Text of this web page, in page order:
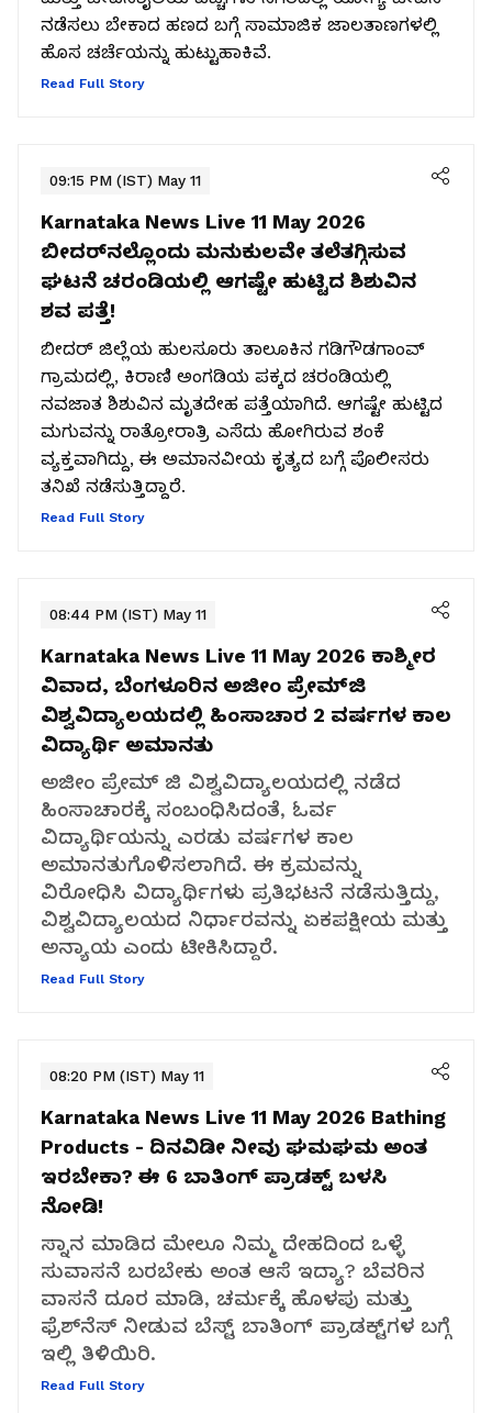
ನಡೆಸಲು ಬೇಕಾದ ಹಣದ ಬಗ್ಗೆ ಸಾಮಾಜಿಕ ಜಾಲತಾಣಗಳಲ್ಲಿ
ಹೊಸ ಚರ್ಚೆಯನ್ನು ಹುಟ್ಟುಹಾಕಿವೆ.
Read Full Story
09:15 PM (IST) May 11
Karnataka News Live 11 May 2026
ಬೀದರ್‌ನಲ್ಲೊಂದು ಮನುಕುಲವೇ ತಲೆತಗ್ಗಿಸುವ
ಘಟನೆ ಚರಂಡಿಯಲ್ಲಿ ಆಗಷ್ಟೇ ಹುಟ್ಟಿದ ಶಿಶುವಿನ
ಶವ ಪತ್ತೆ!
ಬೀದರ್ ಜಿಲ್ಲೆಯ ಹುಲಸೂರು ತಾಲೂಕಿನ ಗಡಿಗೌಡಗಾಂವ್
ಗ್ರಾಮದಲ್ಲಿ, ಕಿರಾಣಿ ಅಂಗಡಿಯ ಪಕ್ಕದ ಚರಂಡಿಯಲ್ಲಿ
ನವಜಾತ ಶಿಶುವಿನ ಮೃತದೇಹ ಪತ್ತೆಯಾಗಿದೆ. ಆಗಷ್ಟೇ ಹುಟ್ಟಿದ
ಮಗುವನ್ನು ರಾತ್ರೋರಾತ್ರಿ ಎಸೆದು ಹೋಗಿರುವ ಶಂಕೆ
ವ್ಯಕ್ತವಾಗಿದ್ದು, ಈ ಅಮಾನವೀಯ ಕೃತ್ಯದ ಬಗ್ಗೆ ಪೊಲೀಸರು
ತನಿಖೆ ನಡೆಸುತ್ತಿದ್ದಾರೆ.
Read Full Story
08:44 PM (IST) May 11
Karnataka News Live 11 May 2026 ಕಾಶ್ಮೀರ
ವಿವಾದ, ಬೆಂಗಳೂರಿನ ಅಜೀಂ ಪ್ರೇಮ್‌ಜಿ
ವಿಶ್ವವಿದ್ಯಾಲಯದಲ್ಲಿ ಹಿಂಸಾಚಾರ 2 ವರ್ಷಗಳ ಕಾಲ
ವಿದ್ಯಾರ್ಥಿ ಅಮಾನತು
ಅಜೀಂ ಪ್ರೇಮ್ ಜಿ ವಿಶ್ವವಿದ್ಯಾಲಯದಲ್ಲಿ ನಡೆದ
ಹಿಂಸಾಚಾರಕ್ಕೆ ಸಂಬಂಧಿಸಿದಂತೆ, ಓರ್ವ
ವಿದ್ಯಾರ್ಥಿಯನ್ನು ಎರಡು ವರ್ಷಗಳ ಕಾಲ
ಅಮಾನತುಗೊಳಿಸಲಾಗಿದೆ. ಈ ಕ್ರಮವನ್ನು
ವಿರೋಧಿಸಿ ವಿದ್ಯಾರ್ಥಿಗಳು ಪ್ರತಿಭಟನೆ ನಡೆಸುತ್ತಿದ್ದು,
ವಿಶ್ವವಿದ್ಯಾಲಯದ ನಿರ್ಧಾರವನ್ನು ಏಕಪಕ್ಷೀಯ ಮತ್ತು
ಅನ್ಯಾಯ ಎಂದು ಟೀಕಿಸಿದ್ದಾರೆ.
Read Full Story
08:20 PM (IST) May 11
Karnataka News Live 11 May 2026 Bathing
Products - ದಿನವಿಡೀ ನೀವು ಘಮಘಮ ಅಂತ
ಇರಬೇಕಾ? ಈ 6 ಬಾತಿಂಗ್ ಪ್ರಾಡಕ್ಟ್‌ ಬಳಸಿ
ನೋಡಿ!
ಸ್ನಾನ ಮಾಡಿದ ಮೇಲೂ ನಿಮ್ಮ ದೇಹದಿಂದ ಒಳ್ಳೆ
ಸುವಾಸನೆ ಬರಬೇಕು ಅಂತ ಆಸೆ ಇದ್ಯಾ? ಬೆವರಿನ
ವಾಸನೆ ದೂರ ಮಾಡಿ, ಚರ್ಮಕ್ಕೆ ಹೊಳಪು ಮತ್ತು
ಫ್ರೆಶ್‌ನೆಸ್ ನೀಡುವ ಬೆಸ್ಟ್ ಬಾತಿಂಗ್ ಪ್ರಾಡಕ್ಟ್‌ಗಳ ಬಗ್ಗೆ
ಇಲ್ಲಿ ತಿಳಿಯಿರಿ.
Read Full Story